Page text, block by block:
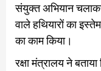
संयुक्त अभियान
वाले हथियारों का
का काम किया।
रक्षा मंत्रालय ने